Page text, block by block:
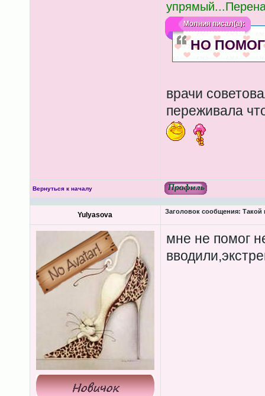
Молнияписал(а):
НО ПОМОГ
врачи
переживала
Вернуться к началу
Yulyasova Заголовок сообщения: Такой
мне не помог